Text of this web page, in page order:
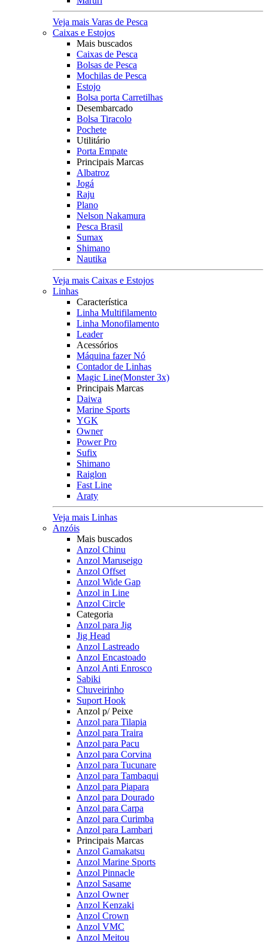
Veja mais Varas de Pesca
Caixas e Estojos
Mais buscados
Caixas de Pesca
Bolsas de Pesca
Mochilas de Pesca
Estojo
Bolsa porta Carretilhas
Desembarcado
Bolsa Tiracolo
Pochete
Utilitário
Porta Empate
Principais Marcas
Albatroz
Jogá
Raju
Plano
Nelson Nakamura
Pesca Brasil
Sumax
Shimano
Nautika
Veja mais Caixas e Estojos
Linhas
Característica
Linha Multifilamento
Linha Monofilamento
Leader
Acessórios
Máquina fazer Nó
Contador de Linhas
Magic Line(Monster 3x)
Principais Marcas
Daiwa
Marine Sports
YGK
Owner
Power Pro
Sufix
Shimano
Raiglon
Fast Line
Araty
Veja mais Linhas
Anzóis
Mais buscados
Anzol Chinu
Anzol Maruseigo
Anzol Offset
Anzol Wide Gap
Anzol in Line
Anzol Circle
Categoria
Anzol para Jig
Jig Head
Anzol Lastreado
Anzol Encastoado
Anzol Anti Enrosco
Sabiki
Chuveirinho
Suport Hook
Anzol p/ Peixe
Anzol para Tilapia
Anzol para Traira
Anzol para Pacu
Anzol para Corvina
Anzol para Tucunare
Anzol para Tambaqui
Anzol para Piapara
Anzol para Dourado
Anzol para Carpa
Anzol para Curimba
Anzol para Lambari
Principais Marcas
Anzol Gamakatsu
Anzol Marine Sports
Anzol Pinnacle
Anzol Sasame
Anzol Owner
Anzol Kenzaki
Anzol Crown
Anzol VMC
Anzol Meitou